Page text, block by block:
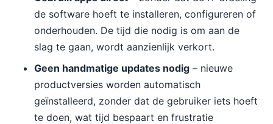
de software hoeft te installeren, configureren of
onderhouden. De tijd die nodig is om aan de
slag te gaan, wordt aanzienlijk verkort.
Geen handmatige updates nodig – nieuwe
productversies worden automatisch
geïnstalleerd, zonder dat de gebruiker iets hoeft
te doen, wat tijd bespaart en frustratie